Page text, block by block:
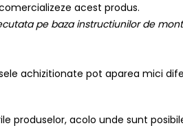
acest produs.
pe baza instructiunilor de
achizitionate pot aparea mici
acolo unde sunt